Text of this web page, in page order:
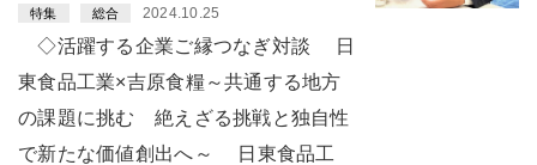
特集 総合 2024.10.25
◇活躍する企業ご縁つなぎ対談 日
東食品工業×吉原食糧～共通する地方
の課題に挑む 絶えざる挑戦と独自性
で新たな価値創出へ～ 日東食品工